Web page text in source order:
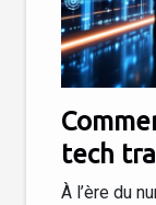
tech
À l’ère du